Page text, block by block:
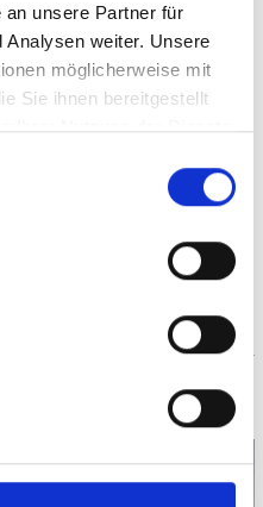
an unsere Partner für
Analysen weiter. Unsere
möglicherweise mit
Sie ihnen bereitgestellt
Ihrer Nutzung der Dienste
Galerien & Ateliers, die Sie in
Karte